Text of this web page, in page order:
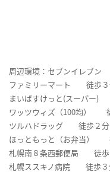
周辺環境：セブンイレブ
ファミリーマート 徒歩
まいばすけっと(スーパー
ワッツウィズ（100均）
ツルハドラッグ 徒歩２分
ほっともっと（お弁当）
札幌南８条西郵便局 徒歩
札幌ススキノ病院 徒歩３